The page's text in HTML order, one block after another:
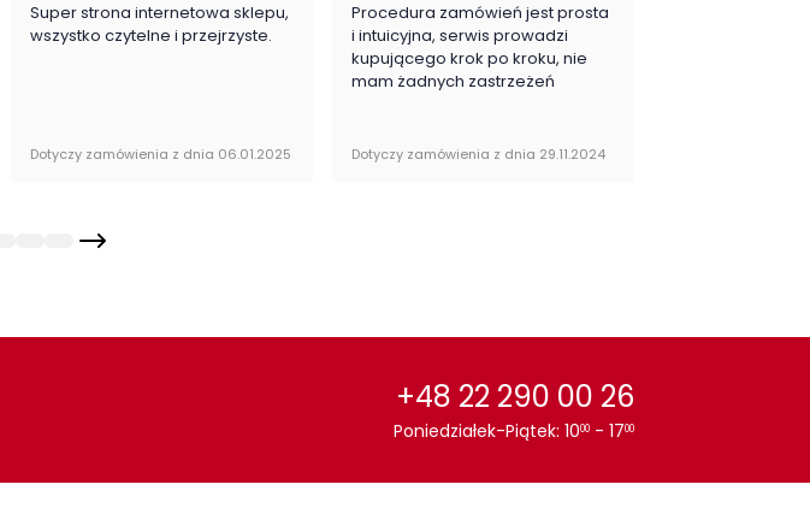
Super strona internetowa sklepu,
wszystko czytelne i przejrzyste.
Dotyczy zamówienia z dnia 06.01.2025
Procedura zamówień jest prosta
i intuicyjna, serwis prowadzi
kupującego krok po kroku, nie
mam żadnych zastrzeżeń
Dotyczy zamówienia z dnia 29.11.2024
+48 22 290 00 26
Poniedziałek-Piątek: 1000 - 1700